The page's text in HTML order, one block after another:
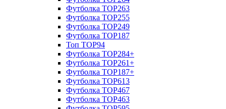
Футболка TOP263
Футболка TOP255
Футболка TOP249
Футболка TOP187
Топ TOP94
Футболка TOP284+
Футболка TOP261+
Футболка TOP187+
Футболка TOP613
Футболка TOP467
Футболка TOP463